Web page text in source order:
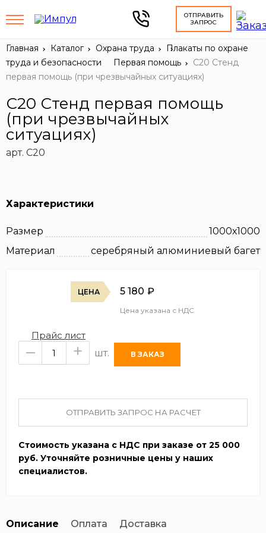
ОТПРАВИТЬ
ЗАПРОС
Главная Каталог Охрана труда
Плакаты по охране
труда и безопасности
Первая помощь
С20 Стенд
первая помощь (при чрезвычайных ситуациях)
С20 Стенд первая помощь
(при чрезвычайных
ситуациях)
арт. С20
Характеристики
Размер
1000х1000
Материал
серебряный алюминиевый багет
ЦЕНА 5 180 ₽
Цена указана с НДС
Прайс лист
– + шт.
ОТПРАВИТЬ ЗАПРОС НА РАСЧЕТ
Стоимость указана с НДС при заказе от 25 000
руб. Уточняйте розничные цены у наших
специалистов.
Описание Оплата Доставка